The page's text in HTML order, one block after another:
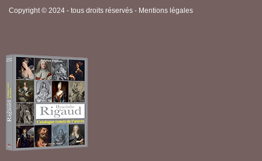
Copyright © 2024 - tous droits réservés - Mentions légales